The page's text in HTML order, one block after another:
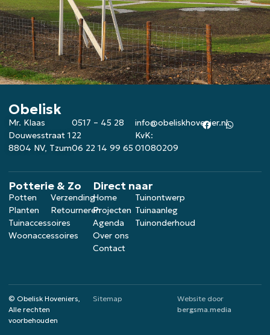
Obelisk
Mr. Klaas
Douwesstraat 1
8804 NV, Tzum
0517 – 45 28
22
06 22 14 99 65
info@obeliskhovenier.nl
KvK:
01080209
Potterie & Zo
Potten
Planten
Tuinaccessoires
Woonaccessoires
Verzending
Retourneren
Direct naar
Home
Projecten
Agenda
Over ons
Contact
Tuinontwerp
Tuinaanleg
Tuinonderhoud
© Obelisk Hoveniers,
Alle rechten
voorbehouden
Sitemap
Website door
bergsma.media